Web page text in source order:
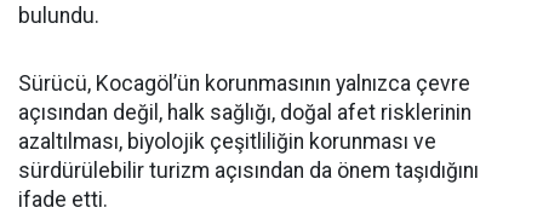
bulundu.
Sürücü, Kocagöl’ün korunmasının yalnızca çevre
açısından değil, halk sağlığı, doğal afet risklerinin
azaltılması, biyolojik çeşitliliğin korunması ve
sürdürülebilir turizm açısından da önem taşıdığını
ifade etti.